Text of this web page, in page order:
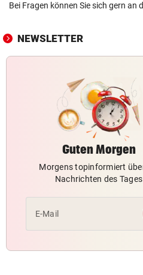
Bei Fragen können Sie sich gern an
NEWSLETTER
Guten Morgen
Morgens topinformiert
Nachrichten des Tages
E-Mail